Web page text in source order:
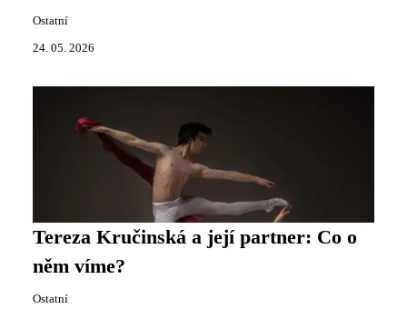
Ostatní
24. 05. 2026
Tereza Kručinská a její partner: Co o
něm víme?
Ostatní